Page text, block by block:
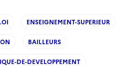
ENSEIGNEMENT-SUPERIEUR
BAILLEURS
DE-DEVELOPPEMENT